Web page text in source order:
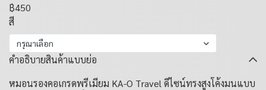
฿450
สี
กรุณาเลือก
คำอธิบายสินค้าแบบย่อ
หมอนรองคอเกรดพรีเมียม KA-O Travel ดีไซน์ทรงสูงโค้งมนแบบ